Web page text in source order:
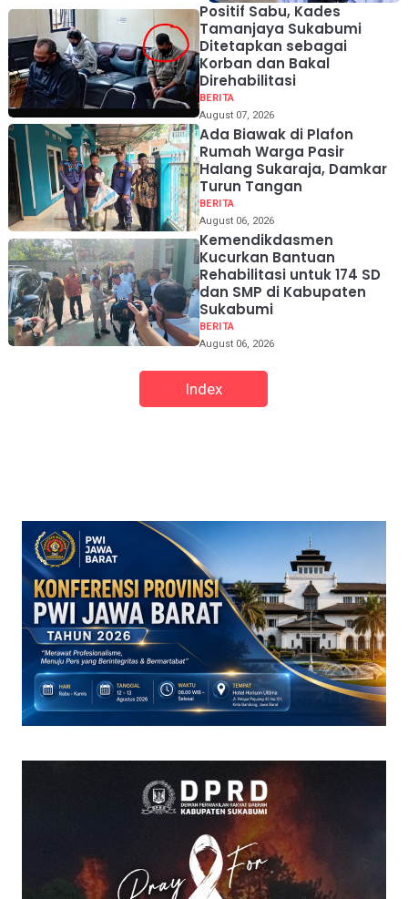
Positif Sabu, Kades
Tamanjaya Sukabumi
Ditetapkan sebagai
Korban dan Bakal
Direhabilitasi
BERITA
August 07, 2026
Ada Biawak di Plafon
Rumah Warga Pasir
Halang Sukaraja, Damkar
Turun Tangan
BERITA
August 06, 2026
Kemendikdasmen
Kucurkan Bantuan
Rehabilitasi untuk 174 SD
dan SMP di Kabupaten
Sukabumi
BERITA
August 06, 2026
Index